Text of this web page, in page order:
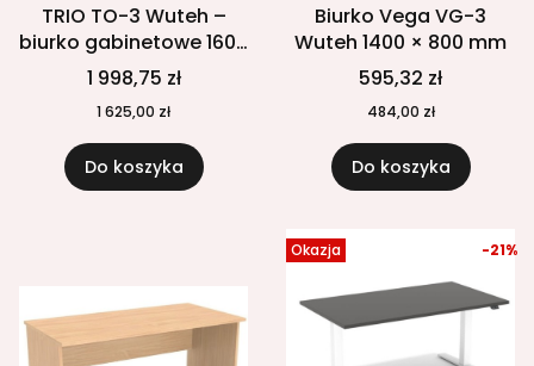
TRIO TO-3 Wuteh –
biurko gabinetowe 1600
× 800 mm
1 998,75 zł
1 625,00 zł
Do koszyka
Biurko Vega VG-3
Wuteh 1400 × 800 mm
595,32 zł
484,00 zł
Do koszyka
Okazja -21%